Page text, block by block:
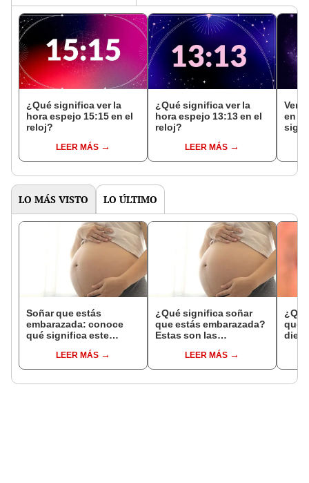
¿Qué significa ver la
hora espejo 15:15 en el
reloj?
LEER MÁS
¿Qué significa ver la
hora espejo 13:13 en el
reloj?
LEER MÁS
Ver
en el
LO MÁS VISTO LO ÚLTIMO
Soñar que estás
embarazada: conoce
qué significa este
LEER MÁS
¿Qué significa soñar
que estás embarazada?
Estas son las
comunesLEER MÁS
que